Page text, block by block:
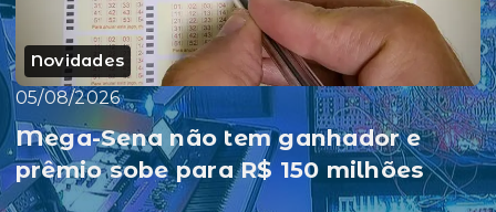
Novidades
05/08/2026
Mega-Sena não tem ganhador e
prêmio sobe para R$ 150 milhões